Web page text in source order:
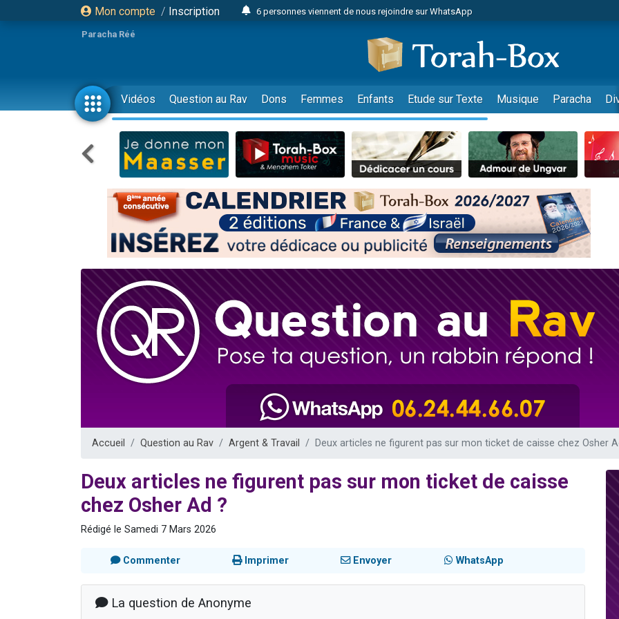
Mon compte / Inscription
6 personnes viennent de nous rejoindre sur WhatsApp
2 personnes viennent de faire un don pour 1 Journée de Vacances Pour les Enfants
17 personnes viennent de demander une bénédiction
4 personnes viennent de nous rejoindre sur WhatsApp
Il reste 49 places pour étudier en groupe sur Zoom
23 personnes viennent de faire un don pour Diane, 80 ans, dans un appartement
Eva vient de donner son Maasser
4 personnes viennent de nous rejoindre sur WhatsApp
3 personnes viennent de nous rejoindre sur WhatsApp
3 personnes viennent de faire un don pour 5 jours de vacances aux Orphelins
Odaya vient de donner son Maasser
13 personnes viennent de demander une bénédiction
2 personnes viennent de nous rejoindre sur WhatsApp
30 personnes viennent de faire un don pour Sauvez la jambe de Yohan
Il reste 49 places pour étudier en groupe sur Zoom
3 personnes viennent de nous rejoindre sur WhatsApp
2 personnes viennent de nous rejoindre sur WhatsApp
2 personnes viennent de nous rejoindre sur WhatsApp
Paracha Réé
Vidéos Question au Rav Dons Femmes Enfants Etude sur Texte Musique Paracha
Accueil Question au Rav Argent & Travail Deux articles ne figurent pas sur mon ticket de caisse chez Osher
Deux articles ne figurent pas sur mon ticket de caisse
chez Osher Ad ?
Rédigé le Samedi 7 Mars 2026
Commenter Imprimer Envoyer WhatsApp
La question de Anonyme